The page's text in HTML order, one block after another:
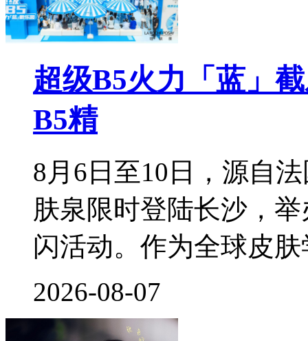
超级B5火力「蓝」
B5精
8月6日至10日，源自
肤泉限时登陆长沙，
闪活动。作为全球皮
2026-08-07